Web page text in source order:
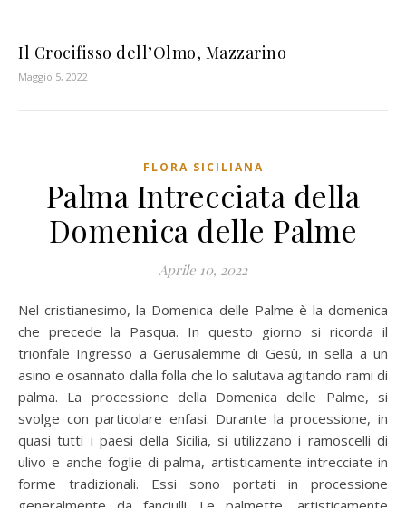
Il Crocifisso dell’Olmo, Mazzarino
Maggio 5, 2022
FLORA SICILIANA
Palma Intrecciata della
Domenica delle Palme
Aprile 10, 2022
Nel cristianesimo, la Domenica delle Palme è la domenica
che precede la Pasqua. In questo giorno si ricorda il
trionfale Ingresso a Gerusalemme di Gesù, in sella a un
asino e osannato dalla folla che lo salutava agitando rami di
palma. La processione della Domenica delle Palme, si
svolge con particolare enfasi. Durante la processione, in
quasi tutti i paesi della Sicilia, si utilizzano i ramoscelli di
ulivo e anche foglie di palma, artisticamente intrecciate in
forme tradizionali. Essi sono portati in processione